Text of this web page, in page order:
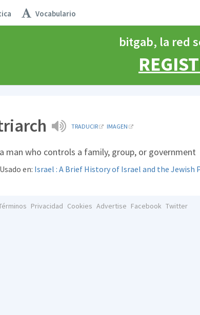
Vocabulario
bitgab, la red
TRADUCIR IMAGEN
a man who controls a family, group, or government
Usado en: Israel : A Brief History of Israel and the Jewish
Privacidad Cookies Advertise Facebook Twitter